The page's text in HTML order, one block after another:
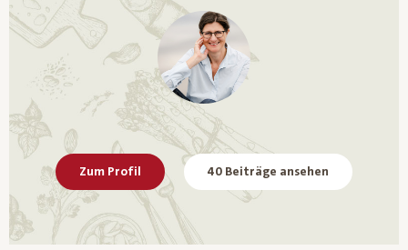
Zum Profil 40 Beiträge ansehen